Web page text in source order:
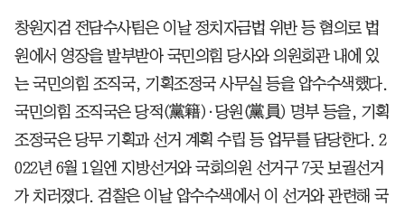
창원지검 전담수사팀은 이날 정치자금법 위반 등 혐의로 법
원에서 영장을 발부받아 국민의힘 당사와 의원회관 내에 있
는 국민의힘 조직국, 기획조정국 사무실 등을 압수수색했다.
국민의힘 조직국은 당적(黨籍)·당원(黨員) 명부 등을, 기획
조정국은 당무 기획과 선거 계획 수립 등 업무를 담당한다. 2
022년 6월 1일엔 지방선거와 국회의원 선거구 7곳 보궐선거
가 치러졌다. 검찰은 이날 압수수색에서 이 선거와 관련해 국